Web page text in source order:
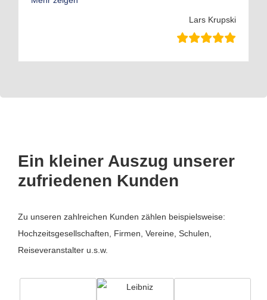
Lars Krupski
Ein kleiner Auszug unserer
zufriedenen Kunden
Zu unseren zahlreichen Kunden zählen beispielsweise:
Hochzeitsgesellschaften, Firmen, Vereine, Schulen,
Reiseveranstalter u.s.w.